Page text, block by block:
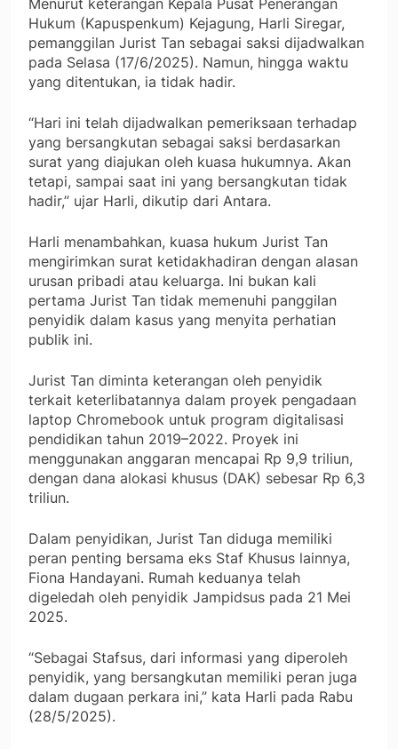
Menurut keterangan Kepala Pusat Penerangan
Hukum (Kapuspenkum) Kejagung, Harli Siregar,
pemanggilan Jurist Tan sebagai saksi dijadwalkan
pada Selasa (17/6/2025). Namun, hingga waktu
yang ditentukan, ia tidak hadir.
“Hari ini telah dijadwalkan pemeriksaan terhadap
yang bersangkutan sebagai saksi berdasarkan
surat yang diajukan oleh kuasa hukumnya. Akan
tetapi, sampai saat ini yang bersangkutan tidak
hadir,” ujar Harli, dikutip dari Antara.
Harli menambahkan, kuasa hukum Jurist Tan
mengirimkan surat ketidakhadiran dengan alasan
urusan pribadi atau keluarga. Ini bukan kali
pertama Jurist Tan tidak memenuhi panggilan
penyidik dalam kasus yang menyita perhatian
publik ini.
Jurist Tan diminta keterangan oleh penyidik
terkait keterlibatannya dalam proyek pengadaan
laptop Chromebook untuk program digitalisasi
pendidikan tahun 2019–2022. Proyek ini
menggunakan anggaran mencapai Rp 9,9 triliun,
dengan dana alokasi khusus (DAK) sebesar Rp 6,3
triliun.
Dalam penyidikan, Jurist Tan diduga memiliki
peran penting bersama eks Staf Khusus lainnya,
Fiona Handayani. Rumah keduanya telah
digeledah oleh penyidik Jampidsus pada 21 Mei
2025.
“Sebagai Stafsus, dari informasi yang diperoleh
penyidik, yang bersangkutan memiliki peran juga
dalam dugaan perkara ini,” kata Harli pada Rabu
(28/5/2025).